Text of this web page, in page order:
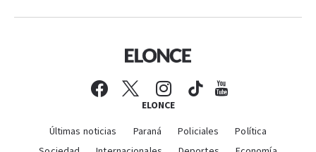
ELONCE
Últimas noticias Paraná Policiales
Política